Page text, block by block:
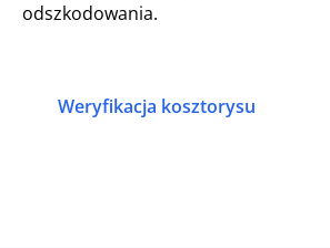
odszkodowania.
Weryfikacja kosztorysu